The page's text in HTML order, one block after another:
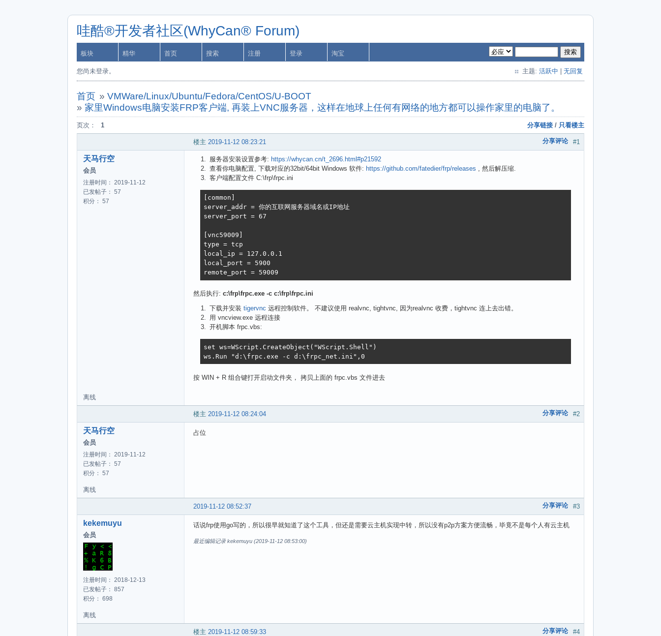
哇酷®开发者社区(WhyCan® Forum)
板块 精华 首页 搜索 注册 登录 淘宝 搜索
您尚未登录。 主题: 活跃中 无回复
首页 » VMWare/Linux/Ubuntu/Fedora/CentOS/U-BOOT
» 家里Windows电脑安装FRP客户端, 再装上VNC服务器，这样在地球上任何有网络的地方都可以操作家里的电脑了。
页次： 1 分享链接 / 只看楼主
楼主 #1
2019-11-12 08:23:21 分享评论
天马行空
会员
注册时间： 2019-11-12
已发帖子： 57
积分： 57
服务器安装设置参考: https://whycan.cn/t_2696.html#p21592
查看你电脑配置, 下载对应的32bit/64bit Windows 软件: https://github.com/fatedier/frp/releases , 然后解压缩.
客户端配置文件 C:\frp\frpc.ini
[common]
server_addr = 你的互联网服务器域名或IP地址
server_port = 67
[vnc59009]
type = tcp
local_ip = 127.0.0.1
local_port = 5900
remote_port = 59009
然后执行: c:\frp\frpc.exe -c c:\frp\frpc.ini
下载并安装 tigervnc 远程控制软件。 不建议使用 realvnc, tightvnc, 因为realvnc 收费，tightvnc 连上去出错。
用 vncview.exe 远程连接
开机脚本 frpc.vbs:
set ws=WScript.CreateObject("WScript.Shell")
ws.Run "d:\frpc.exe -c d:\frpc_net.ini",0
按 WIN + R 组合键打开启动文件夹， 拷贝上面的 frpc.vbs 文件进去
离线
楼主 #2
2019-11-12 08:24:04 分享评论
天马行空
会员
注册时间： 2019-11-12
已发帖子： 57
积分： 57
占位
离线
#3
2019-11-12 08:52:37 分享评论
kekemuyu
会员
注册时间： 2018-12-13
已发帖子： 857
积分： 698
话说frp使用go写的，所以很早就知道了这个工具，但还是需要云主机实现中转，所以没有p2p方案方便流畅，毕竟不是每个人有云主机
最近编辑记录 kekemuyu (2019-11-12 08:53:00)
离线
楼主 #4
2019-11-12 08:59:33 分享评论